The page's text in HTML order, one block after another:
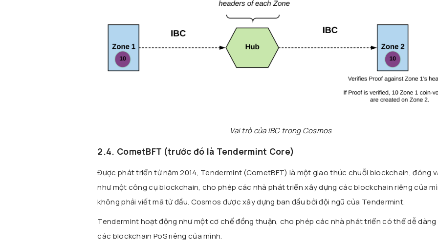
Vai trò của IBC trong Cosmos
2.4. CometBFT (trước đó là Tendermint Core)
Được phát triển từ năm 2014, Tendermint (CometBFT) là một giao thức chuỗi blockchain, đóng
như một công cụ blockchain, cho phép các nhà phát triển xây dựng các blockchain riêng của
không phải viết mã từ đầu. Cosmos được xây dựng ban đầu bởi đội ngũ của Tendermint.
Tendermint hoạt động như một cơ chế đồng thuận, cho phép các nhà phát triển có thể dễ dàng
các blockchain PoS riêng của mình.